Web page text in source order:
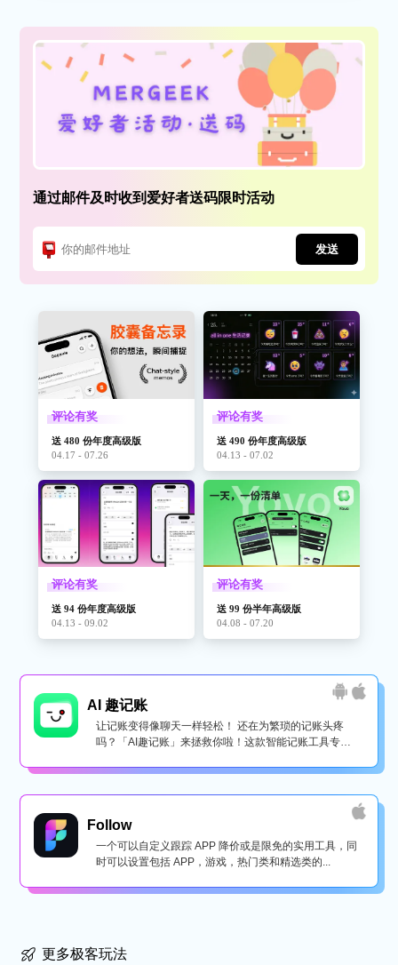
通过邮件及时收到爱好者送码限时活动
发送
评论有奖
送 480 份年度高级版
04.17 - 07.26
评论有奖
送 490 份年度高级版
04.13 - 07.02
评论有奖
送 94 份年度高级版
04.13 - 09.02
评论有奖
送 99 份半年高级版
04.08 - 07.20
AI 趣记账
让记账变得像聊天一样轻松！ 还在为繁琐的记账头疼
吗？「AI趣记账」来拯救你啦！这款智能记账工具专为
Follow
一个可以自定义跟踪 APP 降价或是限免的实用工具，同
时可以设置包括 APP，游戏，热门类和精选类的...
更多极客玩法